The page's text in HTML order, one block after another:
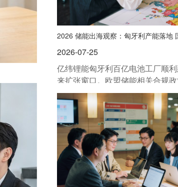
2026 储能出海观察：匈牙利产能落地
2026-07-25
亿纬锂能匈牙利百亿电池工厂顺
来扩张窗口。欧盟储能相关合规